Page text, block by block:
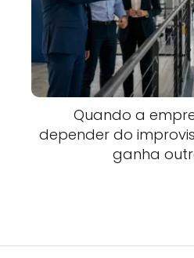
Quando a
depender do
ganha